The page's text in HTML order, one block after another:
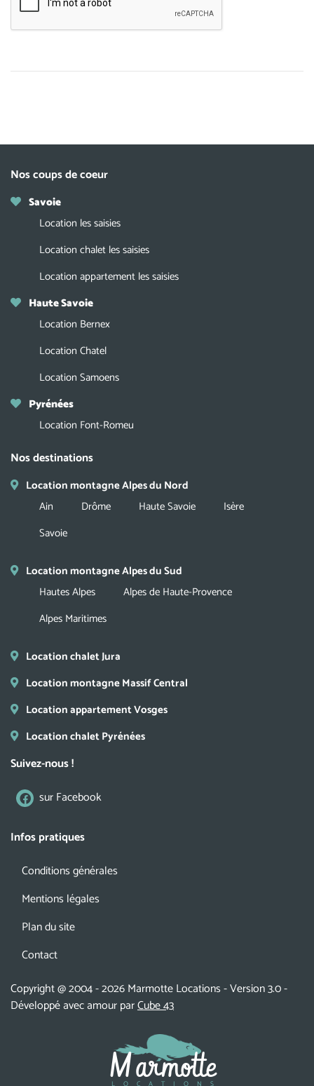
Nos coups de coeur
Savoie
Location les saisies
Location chalet les saisies
Location appartement les saisies
Haute Savoie
Location Bernex
Location Chatel
Location Samoens
Pyrénées
Location Font-Romeu
Nos destinations
Location montagne Alpes du Nord
Ain
Drôme Haute Savoie
Isère
Savoie
Location montagne Alpes du Sud
Hautes Alpes
Alpes de Haute-Provence
Alpes Maritimes
Location chalet Jura
Location montagne Massif Central
Location appartement Vosges
Location chalet Pyrénées
Suivez-nous !
sur Facebook
Infos pratiques
Conditions générales
Mentions légales
Plan du site
Contact
Copyright @ 2004 - 2026 Marmotte Locations - Version 3.0 -
Développé avec amour parCube 43
Marmotte